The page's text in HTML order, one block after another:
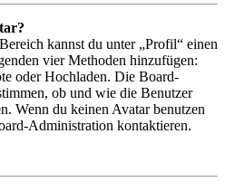
kannst du unter „Profil“ einen
vier Methoden hinzufügen:
oder Hochladen. Die Board-
ob und wie die Benutzer
Wenn du keinen Avatar benutzen
Administration kontaktieren.